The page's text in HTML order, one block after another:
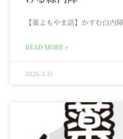
【薬よもやま話】かすむ白内
READ MORE »
2026.3.31